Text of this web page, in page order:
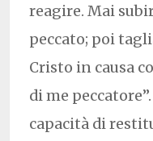
reagire. Mai
peccato; poi
Cristo in causa
di me
capacità di